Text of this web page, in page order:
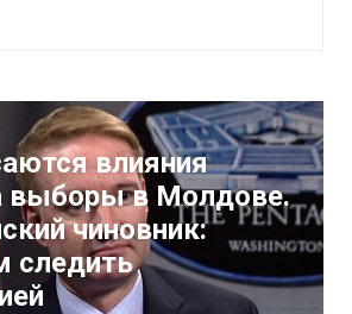
влияния
выборы в Молдове.
чиновник:
следить